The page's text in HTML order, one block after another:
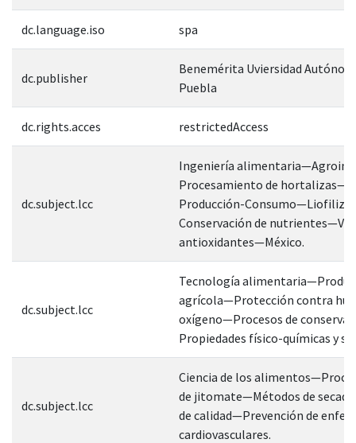
dc.language.iso spa
dc.publisher
Benemérita Uviersidad
Puebla
dc.rights.acces restrictedAccess
dc.subject.lcc
Ingeniería
Procesamiento de
Producción-
Conservación de
antioxidantes—México.
dc.subject.lcc
Tecnología
agrícola—Protección contra
oxígeno—Procesos de
Propiedades físico-químicas y
dc.subject.lcc
Ciencia de los
de jitomate—Métodos de
de calidad—Prevención de
cardiovasculares.